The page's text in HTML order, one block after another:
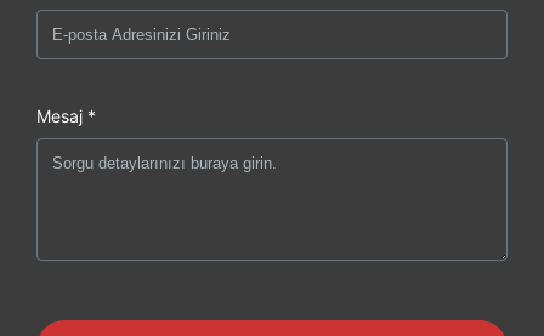
Mesaj *